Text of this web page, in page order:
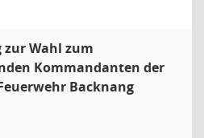
Wahl zum
Kommandanten der
Backnang